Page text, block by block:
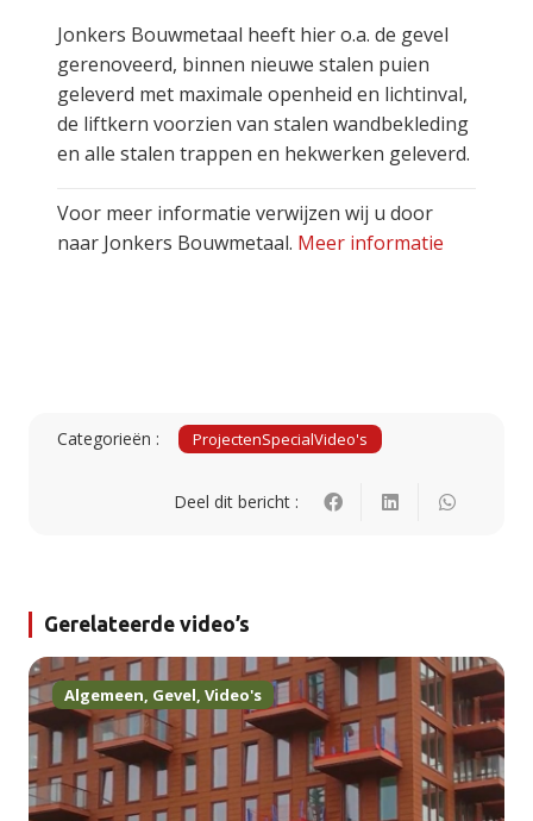
Jonkers Bouwmetaal heeft hier o.a. de gevel
gerenoveerd, binnen nieuwe stalen puien
geleverd met maximale openheid en lichtinval,
de liftkern voorzien van stalen wandbekleding
en alle stalen trappen en hekwerken geleverd.
Voor meer informatie verwijzen wij u door
naar Jonkers Bouwmetaal. Meer informatie
Categorieën : ProjectenSpecialVideo's
Deel dit bericht :
Gerelateerde video’s
Algemeen, Gevel, Video's